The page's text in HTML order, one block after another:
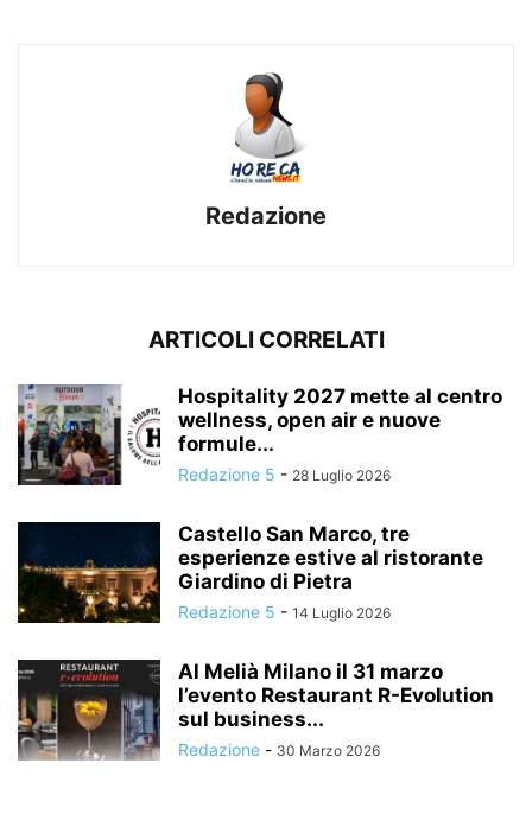
Redazione
ARTICOLI CORRELATI
Hospitality 2027 mette al centro
wellness, open air e nuove
formule...
Redazione 5 - 28 Luglio 2026
Castello San Marco, tre
esperienze estive al ristorante
Giardino di Pietra
Redazione 5 - 14 Luglio 2026
Al Melià Milano il 31 marzo
l’evento Restaurant R-Evolution
sul business...
Redazione - 30 Marzo 2026